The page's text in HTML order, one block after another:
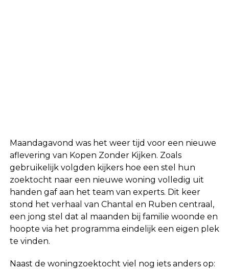
Maandagavond was het weer tijd voor een nieuwe
aflevering van Kopen Zonder Kijken. Zoals
gebruikelijk volgden kijkers hoe een stel hun
zoektocht naar een nieuwe woning volledig uit
handen gaf aan het team van experts. Dit keer
stond het verhaal van Chantal en Ruben centraal,
een jong stel dat al maanden bij familie woonde en
hoopte via het programma eindelijk een eigen plek
te vinden.
Naast de woningzoektocht viel nog iets anders op: